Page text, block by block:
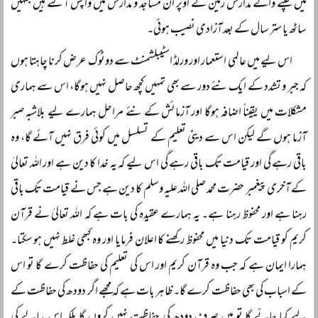
میں چلنے والے مدارس زمین کے اوپر ان مساجد و مدارس میں واپس آگئے ہیں جنہیں
ساٹھ یا ستر سال کے بعد آزادی نصیب ہوئی۔
اس لیے میں عالمی استعمار اور ورلڈ اسٹیبلشمنٹ سے دوٹوک عرض کرنا چاہتا ہوں
کہ جبر و تشدد کے ایک نئے دور سے بھی تمہیں کچھ حاصل نہیں ہوگا، اس سے ہماری
مشکلات میں یقیناً اضافہ ہوگا اور آزمائش کے نئے مراحل ہمارے لیے بلاشبہ صبر
آزما ہوں گے لیکن اس سے دینی تعلیم کے تسلسل میں کوئی فرق نہیں آئے گا، وہ
باقی رہے گی اور قیامت تک باقی رہے گی اس لیے کہ یہ خدا کا دین ہے اور اللہ تعالیٰ
کے آخری پیغمبر حضرت محمد صلی اللہ علیہ وسلم کا دین ہے جس نے قیامت تک باقی
رہنا ہے اور محفوظ رہنا ہے۔ یہ ہمارے عقیدہ کی بات ہے کہ اللہ تعالیٰ نے قرآن
کریم کو قیامت تک دنیا میں محفوظ رکھنے کا اعلان فرمایا اور وہ کبھی غلط نہیں ہو سکتا۔
ہمارا ایمان ہے کہ جب وہ قرآن کریم اور اس کی تعلیم کی حفاظت کرے گا تو اس
کے اسباب کی بھی حفاظت کرے گا۔ ظاہر بات ہے کہ مجھے اگر دودھ کی حفاظت کے